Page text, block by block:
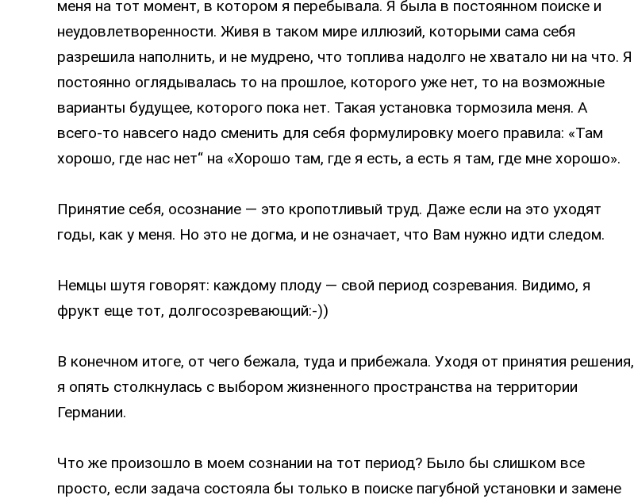
меня на тот момент, в котором я перебывала. Я была в постоянном поиске и
неудовлетворенности. Живя в таком мире иллюзий, которыми сама себя
разрешила наполнить, и не мудрено, что топлива надолго не хватало ни на что. Я
постоянно оглядывалась то на прошлое, которого уже нет, то на возможные
варианты будущее, которого пока нет. Такая установка тормозила меня. А
всего-то навсего надо сменить для себя формулировку моего правила: «Там
хорошо, где нас нет“ на «Хорошо там, где я есть, а есть я там, где мне хорошо».
Принятие себя, осознание — это кропотливый труд. Даже если на это уходят
годы, как у меня. Но это не догма, и не означает, что Вам нужно идти следом.
Немцы шутя говорят: каждому плоду — свой период созревания. Видимо, я
фрукт еще тот, долгосозревающий:-))
В конечном итоге, от чего бежала, туда и прибежала. Уходя от принятия решения,
я опять столкнулась с выбором жизненного пространства на территории
Германии.
Что же произошло в моем сознании на тот период? Было бы слишком все
просто, если задача состояла бы только в поиске пагубной установки и замене